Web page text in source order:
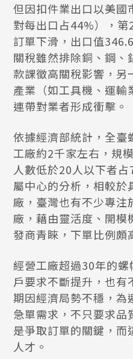
但因扣件業出口以美
對每出口占44%），第
訂單下滑，出口值
關稅雖然排除銅、鋼
款課徵高關稅影響，另
產業（如工具機、運輸
連帶對業者形成衝擊。
依據經濟部統計，全臺
工廠約2千家左右，規
人數低於20人以下者
屬中心的分析，相較於
廠，臺灣也有不少專注
廠，藉由靈活度、開模
發商青睞，下單比例頗
經營工廠超過30年的
戶要求不斷提升，也
期因經濟局勢不穩，為
急單需求，不只要求品
是爭取訂單的關鍵，而
人才。